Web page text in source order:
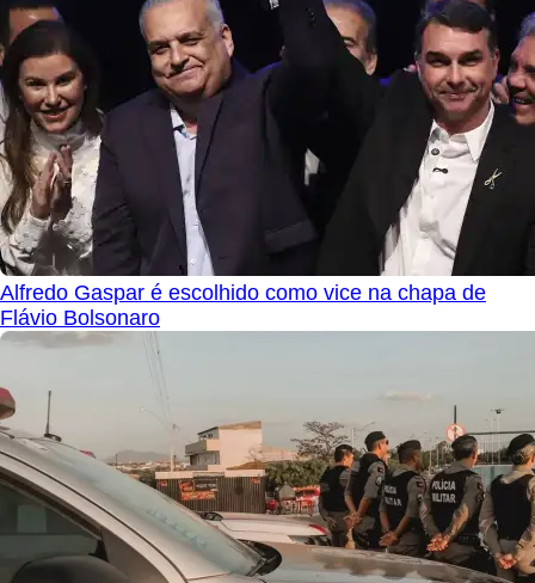
Alfredo Gaspar é escolhido como vice na chapa de
Flávio Bolsonaro